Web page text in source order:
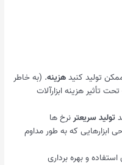
هزینه. (به خاطر
تأثیر هزینه ابزارآلات
تولید سریعترنرخ ها
ابزارهایی که به طور مداوم
استفاده و بهره برداری